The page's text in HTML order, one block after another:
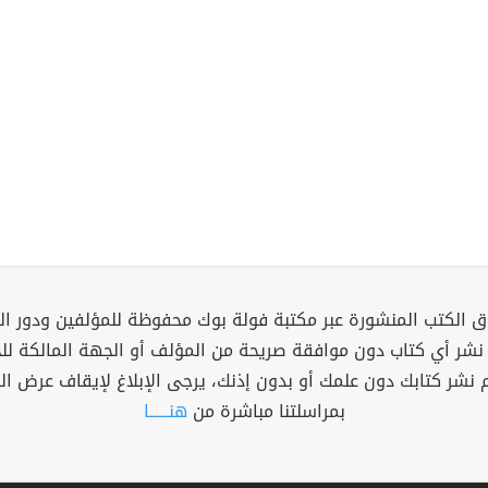
الكتب المنشورة عبر مكتبة فولة بوك محفوظة للمؤلفين ودور
نشر أي كتاب دون موافقة صريحة من المؤلف أو الجهة المالكة
نشر كتابك دون علمك أو بدون إذنك، يرجى الإبلاغ لإيقاف عرض
بمراسلتنا مباشرة من هنــــــا